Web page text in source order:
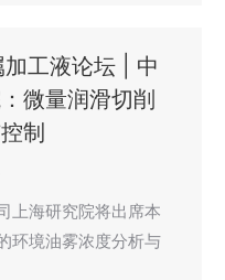
加工液论坛 | 中
微量润滑切削
制
上海研究院将出席本
环境油雾浓度分析与